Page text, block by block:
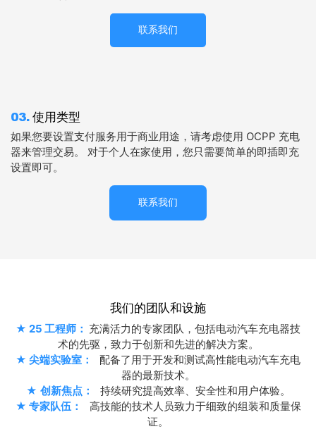
联系我们
03.使用类型
如果您要设置支付服务用于商业用途，请考虑使用 OCPP 充电
器来管理交易。 对于个人在家使用，您只需要简单的即插即充
设置即可。
联系我们
我们的团队和设施
★ 25 工程师： 充满活力的专家团队，包括电动汽车充电器技
术的先驱，致力于创新和先进的解决方案。
★ 尖端实验室：
配备了用于开发和测试高性能电动汽车充电
器的最新技术。
★ 创新焦点：
持续研究提高效率、安全性和用户体验。
★ 专家队伍：
高技能的技术人员致力于细致的组装和质量保
证。